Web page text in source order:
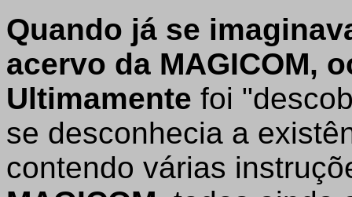
Quando já se
acervo da MAGICOM,
Ultimamente foi
se desconhecia a
contendo várias